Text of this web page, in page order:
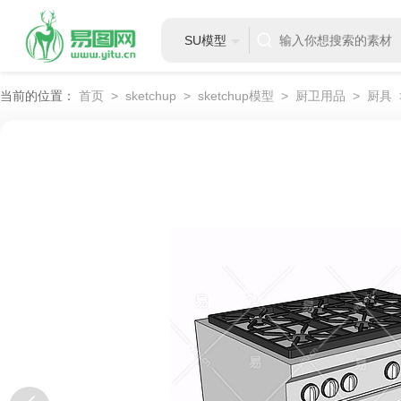
SU模型
当前的位置： 首页 > sketchup > sketchup模型 > 厨卫用品 > 厨具